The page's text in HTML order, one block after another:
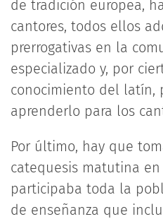
de tradición europea,
cantores, todos ellos
prerrogativas en la
especializado y, por
conocimiento del latín,
aprenderlo para los
Por último, hay que
catequesis matutina
participaba toda la
de enseñanza que